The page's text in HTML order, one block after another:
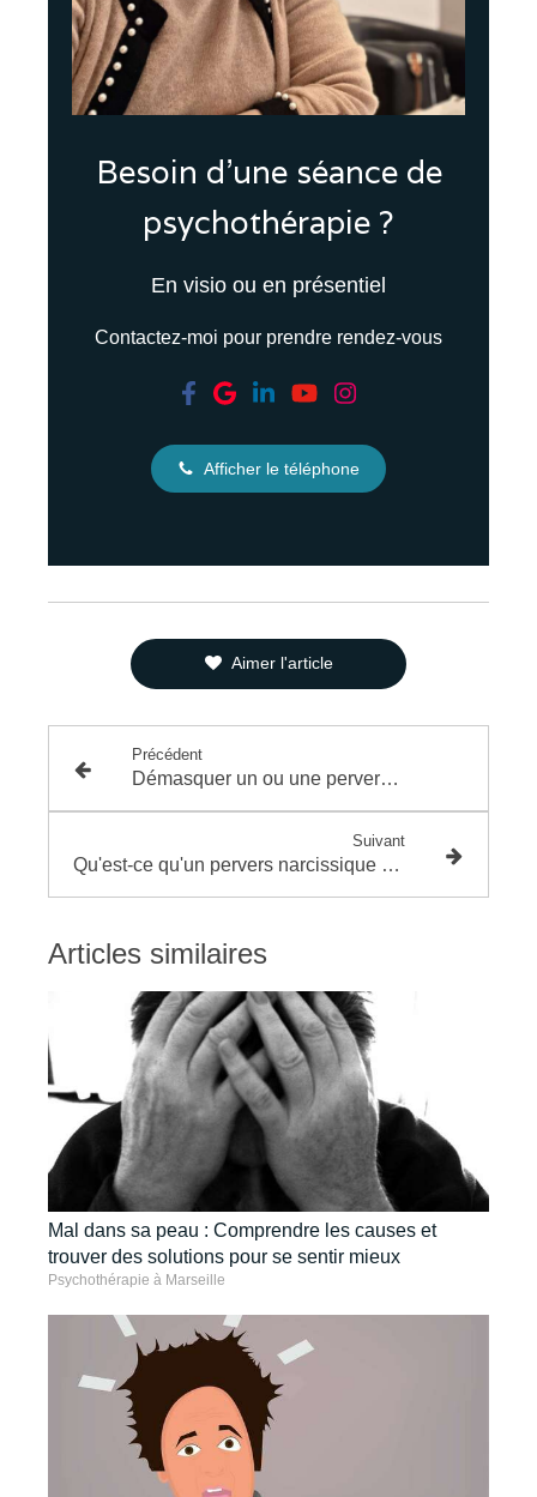
Besoin d'une séance de
psychothérapie ?
En visio ou en présentiel
Contactez-moi pour prendre rendez-vous
Afficher le téléphone
Aimer l'article
Précédent
Démasquer un ou une perverse narcissique
Suivant
Qu'est-ce qu'un pervers narcissique ? Identifier sa manipulation
Articles similaires
Mal dans sa peau : Comprendre les causes et
trouver des solutions pour se sentir mieux
Psychothérapie à Marseille